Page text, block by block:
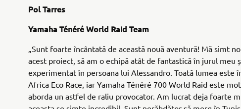
Pol Tarres
Yamaha Ténéré World Raid Team
„Sunt foarte încântată de această nouă aventură! Mă simt
acest proiect, să am o echipă atât de fantastică în jurul meu
experimentat în persoana lui Alessandro. Toată lumea este
Africa Eco Race, iar Yamaha Ténéré 700 World Raid este
aborda un astfel de raliu provocator. Am lucrat deja foarte